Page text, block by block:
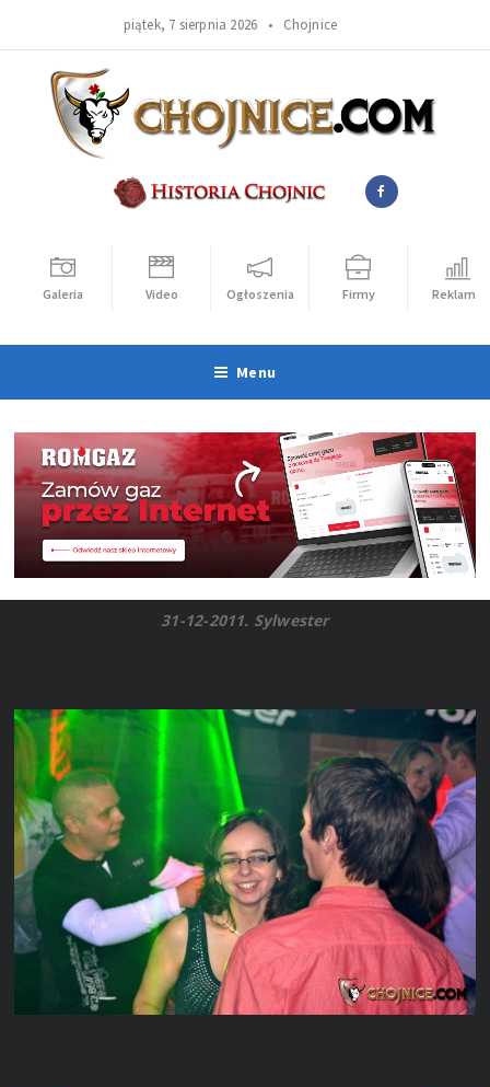
piątek, 7 sierpnia 2026 • Chojnice
Galeria Video Ogłoszenia Firmy Reklama
Menu
31-12-2011. Sylwester